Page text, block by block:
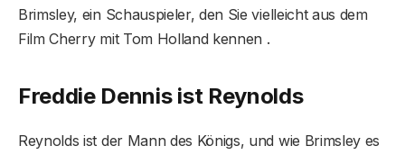
Brimsley, ein Schauspieler, den Sie vielleicht aus dem
Film Cherry mit Tom Holland kennen .
Freddie Dennis ist Reynolds
Reynolds ist der Mann des Königs, und wie Brimsley es